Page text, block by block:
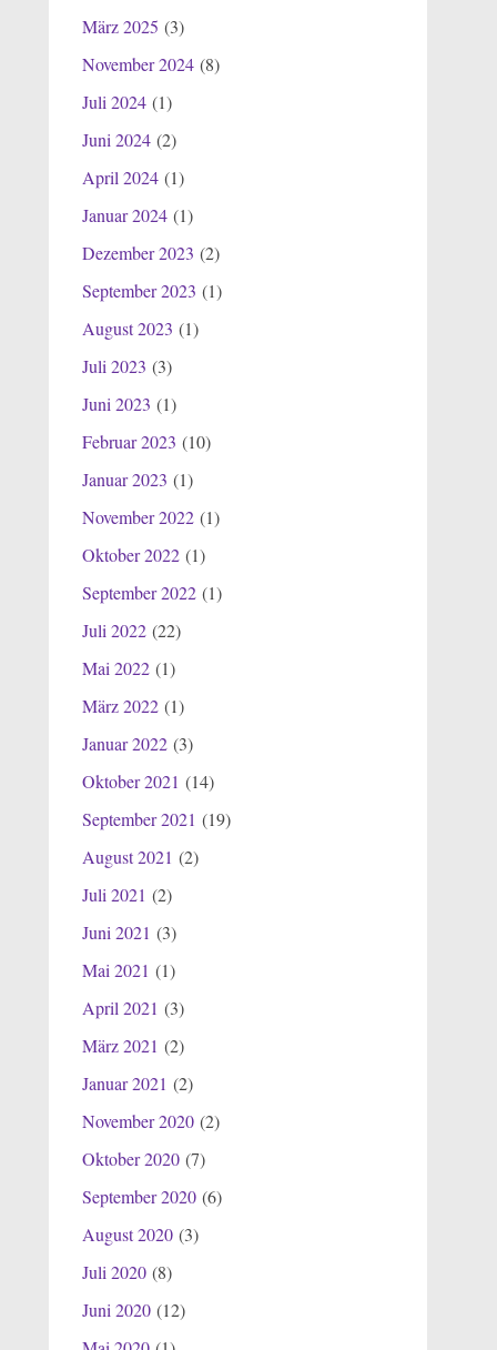
März 2025 (3)
November 2024(8)
Juli 2024(1)
Juni 2024(2)
April 2024(1)
Januar 2024(1)
Dezember 2023 (2)
September 2023 (1)
August 2023 (1)
Juli 2023 (3)
Juni 2023 (1)
Februar 2023 (10)
Januar 2023 (1)
November 2022(1)
Oktober 2022(1)
September 2022(1)
Juli 2022(22)
Mai 2022(1)
März 2022(1)
Januar 2022(3)
Oktober 2021 (14)
September 2021 (19)
August 2021 (2)
Juli 2021 (2)
Juni 2021 (3)
Mai 2021 (1)
April 2021 (3)
März 2021 (2)
Januar 2021 (2)
November 2020(2)
Oktober 2020(7)
September 2020(6)
August 2020(3)
Juli 2020(8)
Juni 2020(12)